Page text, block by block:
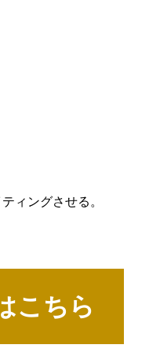
ィングさせる。
こちら